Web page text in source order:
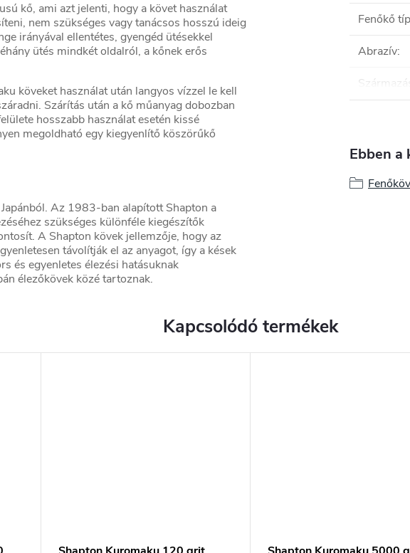
kő, ami azt jelenti, hogy a követ használat
nem szükséges vagy tanácsos hosszú ideig
irányával ellentétes, gyengéd ütésekkel
ütés mindkét oldalról, a kőnek erős
köveket használat után langyos vízzel le kell
Szárítás után a kő műanyag dobozban
hosszabb használat esetén kissé
megoldható egy kiegyenlítő köszörűkő
Az 1983-ban alapított Shapton a
szükséges különféle kiegészítők
A Shapton kövek jellemzője, hogy az
távolítják el az anyagot, így a kések
és egyenletes élezési hatásuknak
élezőkövek közé tartoznak.
Fenőkő
Abrazív:
Ebben a
Kapcsolódó termékek